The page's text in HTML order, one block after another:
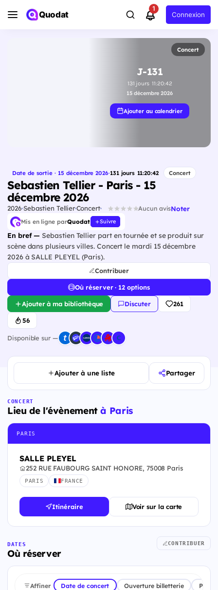
Quodat
1
Connexion
Concert
J-131
131 jours 11:20:41
15 décembre 2026
Ajouter au calendrier
Date de sortie · 15 décembre 2026·131jours 11:20:41 Concert
Sebastien Tellier - Paris - 15
décembre 2026
2026 Sebastien TellierConcert Aucun avisNoter
Mis en ligne parQuodat Suivre
En bref — Sebastien Tellier part en tournée et se produit sur
scène dans plusieurs villes. Concert le mardi 15 décembre
2026 à SALLE PLEYEL (Paris).
Contribuer
Où réserver · 12 options
Ajouter à ma bibliothèque Discuter 261
56
Disponible sur —
Ajouter à une liste Partager
CONCERT
Lieu de l'évènementà Paris
PARIS
SALLE PLEYEL
252 RUE FAUBOURG SAINT HONORE, 75008 Paris
PARIS FRANCE
Itinéraire Voir sur la carte
DATES
Où réserver
CONTRIBUER
Affiner Date de concert Ouverture billetterie